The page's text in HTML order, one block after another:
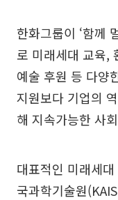
한화그룹이 ‘함께
로 미래세대 교육,
예술 후원 등 다양
지원보다 기업의
해 지속가능한 사
대표적인 미래세
국과학기술원